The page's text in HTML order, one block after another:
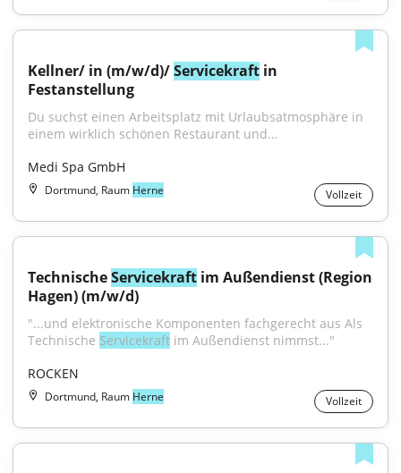
Kellner/ in (m/w/d)/ Servicekraft in
Festanstellung
Du suchst einen Arbeitsplatz mit Urlaubsatmosphäre in
einem wirklich schönen Restaurant und...
Medi Spa GmbH
Dortmund, Raum Herne Vollzeit
Technische Servicekraft im Außendienst (Region
Hagen) (m/w/d)
"...und elektronische Komponenten fachgerecht aus Als
Technische Servicekraft im Außendienst nimmst..."
ROCKEN
Dortmund, Raum Herne Vollzeit